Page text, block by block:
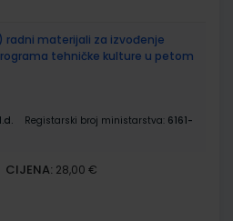
radni materijali za izvođenje
tehničke kulture u petom
Registarski broj ministarstva: 6161-
CIJENA: 28,00 €